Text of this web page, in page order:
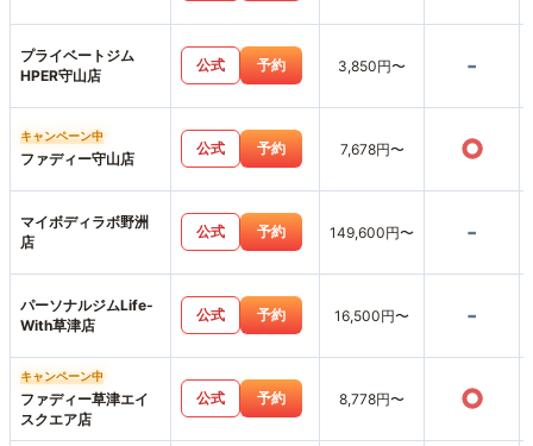
プライベートジム
HPER守山店
公式 予約 3,850円〜 -
キャンペーン中
ファディー守山店
公式 予約 7,678円〜 ○
マイボディラボ野洲
店
公式 予約 149,600円〜 -
パーソナルジムLife-
With草津店
公式 予約 16,500円〜 -
キャンペーン中
ファディー草津エイ
スクエア店
公式 予約 8,778円〜 ○